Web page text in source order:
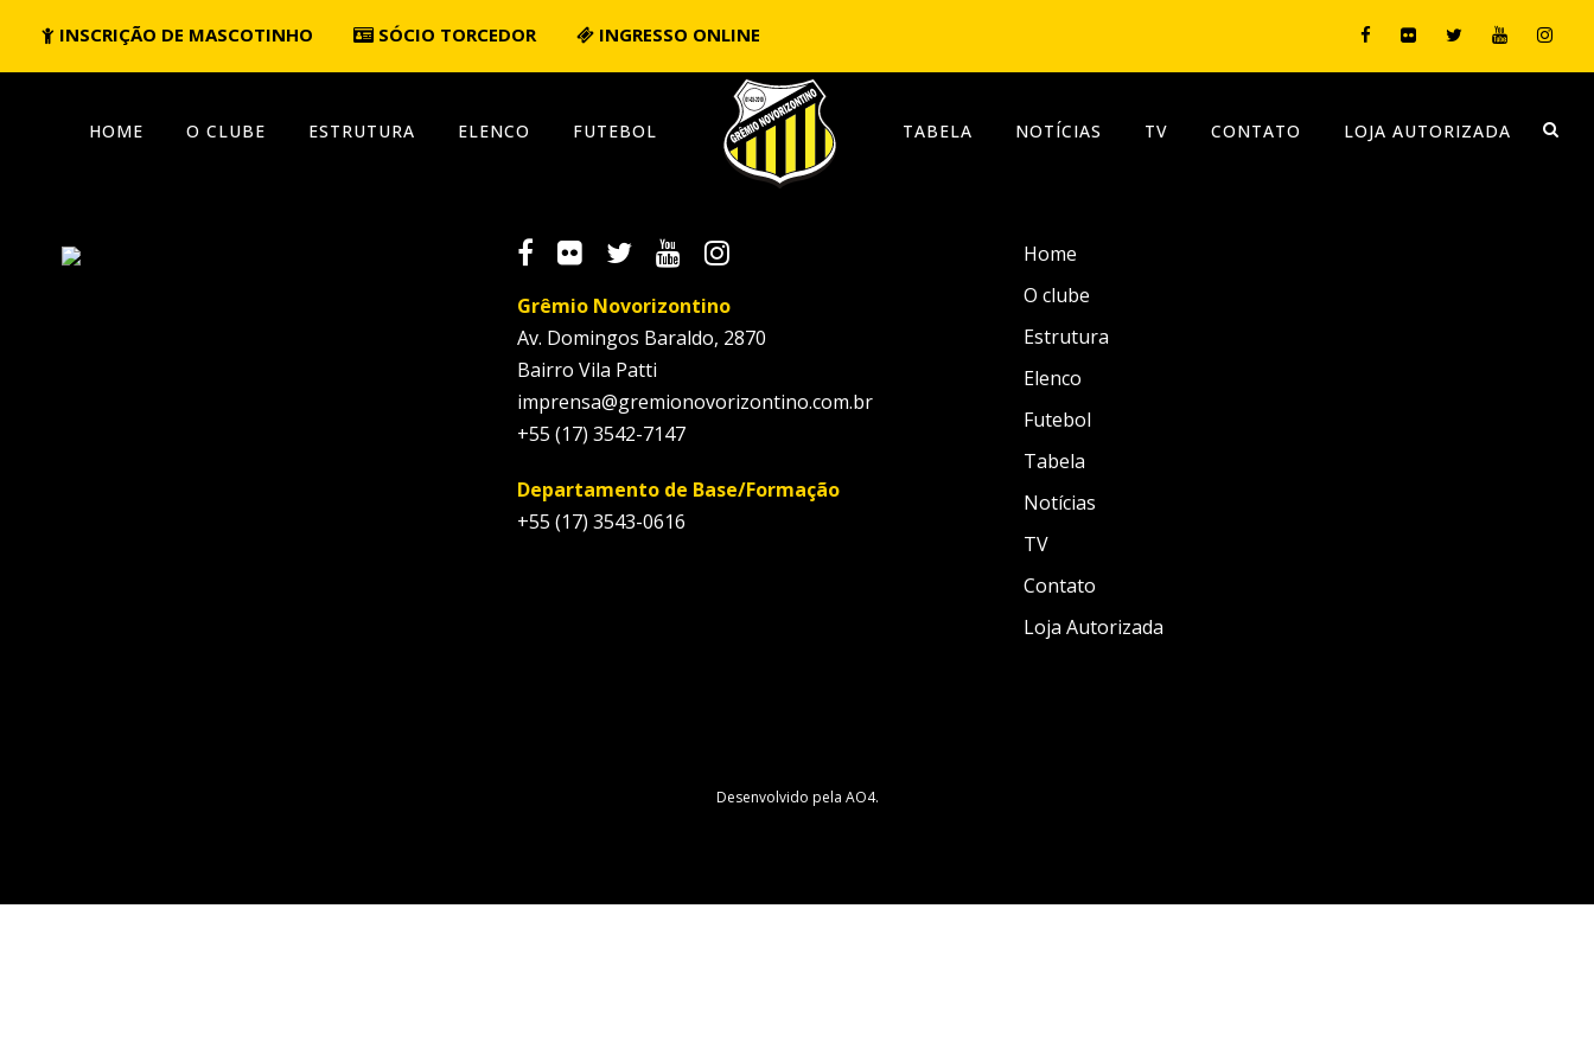
INSCRIÇÃO DE MASCOTINHO SÓCIO TORCEDOR INGRESSO ONLINE
HOME O CLUBE ESTRUTURA ELENCO FUTEBOL TABELA NOTÍCIAS TV CONTATO LOJA AUTORIZADA
Grêmio Novorizontino
Av. Domingos Baraldo, 2870
Bairro Vila Patti
imprensa@gremionovorizontino.com.br
+55 (17) 3542-7147
Departamento de Base/Formação
+55 (17) 3543-0616
Home
O clube
Estrutura
Elenco
Futebol
Tabela
Notícias
TV
Contato
Loja Autorizada
Desenvolvido pela AO4.